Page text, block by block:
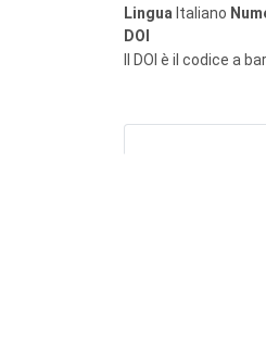
Lingua Italiano
DOI
Il DOI è il codice a